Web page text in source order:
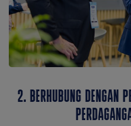
2. BERHUBUNG DENGAN